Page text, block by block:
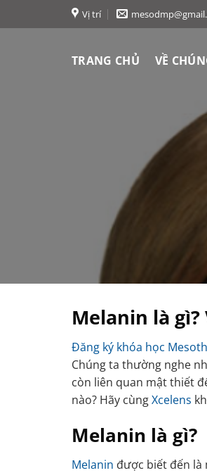
đến
Vị trí
TRANG CHỦ VỀ
Melanin là
Đăng ký khóa học
Chúng ta thường nghe
còn liên quan mật thiết
nào? Hãy cùngXcelens
Melanin là gì?
Melanin được biết đến là